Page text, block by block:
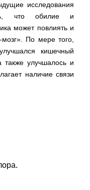
исследования
что обилие и
может повлиять и
По мере того,
кишечный
также улучшалось и
наличие связи